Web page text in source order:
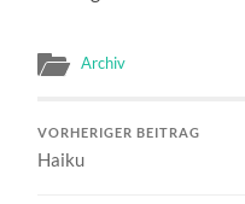
Archiv
VORHERIGER BEITRAG
Haiku